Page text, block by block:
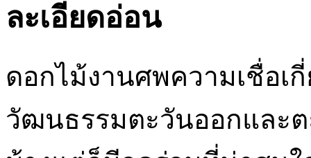
ละเอียดอ่อน
ดอกไม้งานศพความเชื่อเ
วัฒนธรรมตะวันออกและ